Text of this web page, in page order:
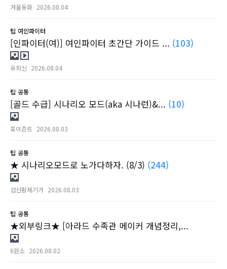
겨울동화 2026.08.04
팁 여인파이터
[인파이터(여)] 여인파이터 초간단 가이드 ... (103)
유희신 2026.08.04
팁 공통
[골드 수급] 시나리오 모드(aka 시나런)&... (10)
포이즌트 2026.08.03
팁 공통
★ 시나리오모드로 노가다하자. (8/3) (244)
검선황제기가 2026.08.03
팁 공통
★외부링크★ [아라드 수족관 메이커 개념정리,...
6원소 2026.08.02